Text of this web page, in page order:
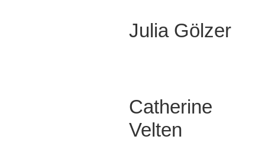
Julia Gölzer
Catherine
Velten